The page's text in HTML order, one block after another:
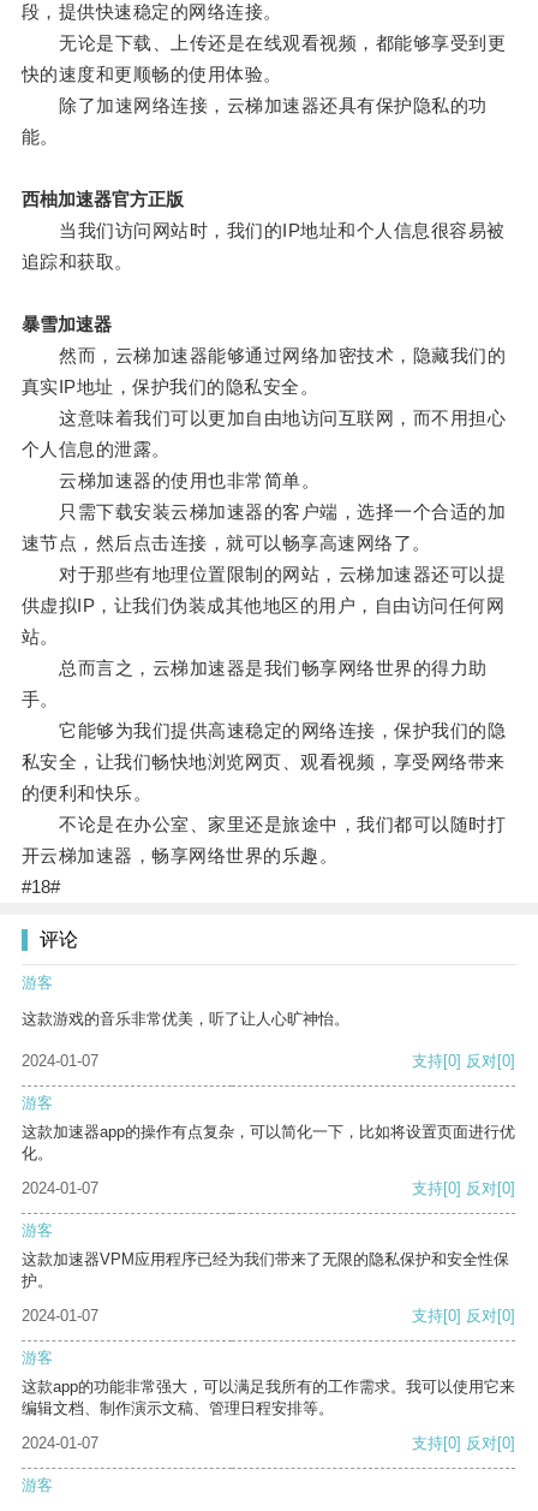
段，提供快速稳定的网络连接。
无论是下载、上传还是在线观看视频，都能够享受到更
快的速度和更顺畅的使用体验。
除了加速网络连接，云梯加速器还具有保护隐私的功
能。
西柚加速器官方正版
当我们访问网站时，我们的IP地址和个人信息很容易被
追踪和获取。
暴雪加速器
然而，云梯加速器能够通过网络加密技术，隐藏我们的
真实IP地址，保护我们的隐私安全。
这意味着我们可以更加自由地访问互联网，而不用担心
个人信息的泄露。
云梯加速器的使用也非常简单。
只需下载安装云梯加速器的客户端，选择一个合适的加
速节点，然后点击连接，就可以畅享高速网络了。
对于那些有地理位置限制的网站，云梯加速器还可以提
供虚拟IP，让我们伪装成其他地区的用户，自由访问任何网
站。
总而言之，云梯加速器是我们畅享网络世界的得力助
手。
它能够为我们提供高速稳定的网络连接，保护我们的隐
私安全，让我们畅快地浏览网页、观看视频，享受网络带来
的便利和快乐。
不论是在办公室、家里还是旅途中，我们都可以随时打
开云梯加速器，畅享网络世界的乐趣。
#18#
评论
游客
这款游戏的音乐非常优美，听了让人心旷神怡。
2024-01-07 支持[0] 反对[0]
游客
这款加速器app的操作有点复杂，可以简化一下，比如将设置页面进行优
化。
2024-01-07
支持[0] 反对[0]
游客
这款加速器VPM应用程序已经为我们带来了无限的隐私保护和安全性保
护。
2024-01-07
支持[0] 反对[0]
游客
这款app的功能非常强大，可以满足我所有的工作需求。我可以使用它来
编辑文档、制作演示文稿、管理日程安排等。
2024-01-07
支持[0] 反对[0]
游客